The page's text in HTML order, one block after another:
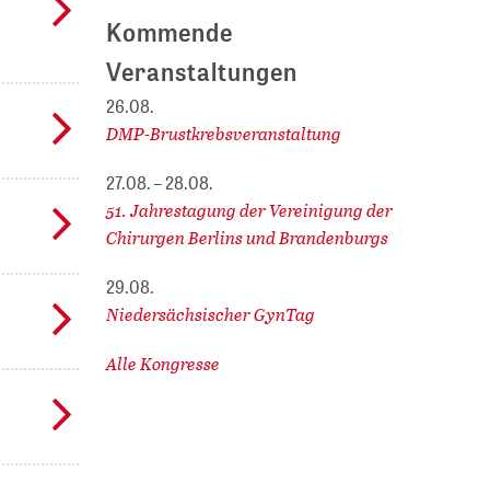
Kommende
Veranstaltungen
26.08.
DMP-Brustkrebsveranstaltung
27.08. – 28.08.
51. Jahrestagung der Vereinigung der
Chirurgen Berlins und Brandenburgs
29.08.
Niedersächsischer GynTag
Alle Kongresse